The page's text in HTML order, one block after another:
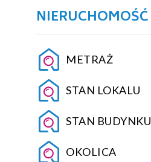
NIERUCHOMOŚĆ
METRAŻ
STAN LOKALU
STAN BUDYNKU
OKOLICA